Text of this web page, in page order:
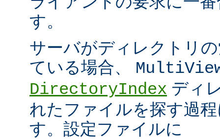
す。
サーバがディレクトリ
ている場合、
DirectoryIndex ディ
れたファイルを探す過
す。設定ファイルに